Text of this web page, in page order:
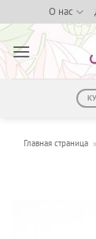
to
content
О нас
Главная страница »